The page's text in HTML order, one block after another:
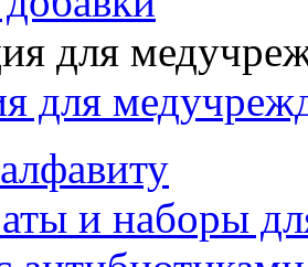
для
и наборы